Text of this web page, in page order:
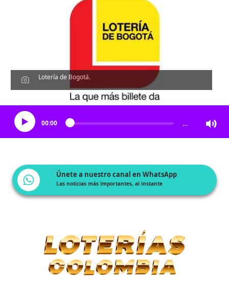
Lotería de Bogotá.
Escucha el artículo
00:00 …
Únete a nuestro canal en WhatsApp
Las noticias más importantes, al instante